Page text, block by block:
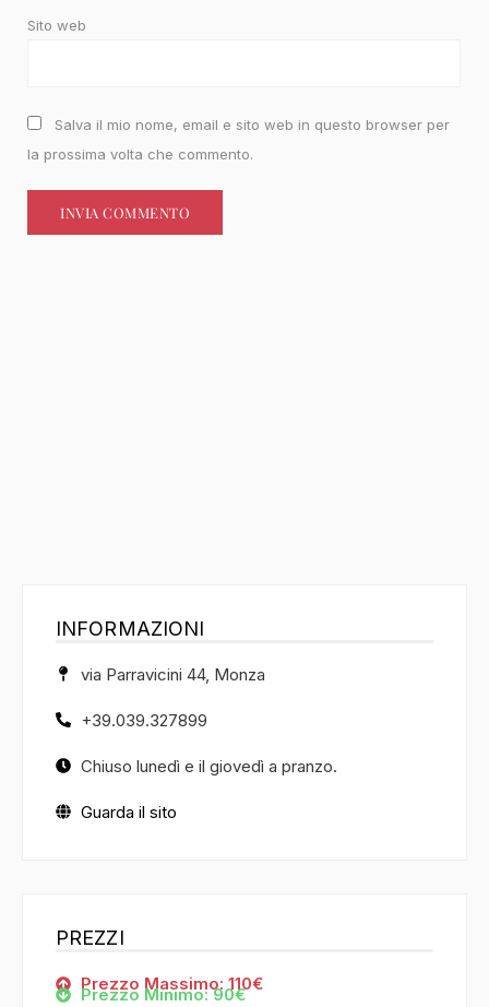
Sito web
Salva il mio nome, email e sito web in questo browser per
la prossima volta che commento.
INFORMAZIONI
via Parravicini 44, Monza
+39.039.327899
Chiuso lunedì e il giovedì a pranzo.
Guarda il sito
PREZZI
Prezzo Massimo: 110€
Prezzo Minimo: 90€